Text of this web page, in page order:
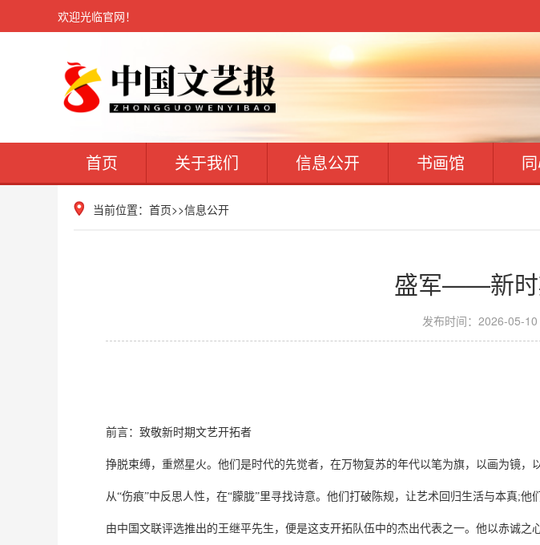
欢迎光临官网！
首页 关于我们 信息公开 书画馆
当前位置： 首页>>信息公开
盛军——新时
发布时间：2026-05-
前言：致敬新时期文艺开拓者
挣脱束缚，重燃星火。他们是时代的先觉者，在万物复苏的年代以笔为旗，以画为镜，
从“伤痕”中反思人性，在“朦胧”里寻找诗意。他们打破陈规，让艺术回归生活与本真;
由中国文联评选推出的王继平先生，便是这支开拓队伍中的杰出代表之一。他以赤诚之